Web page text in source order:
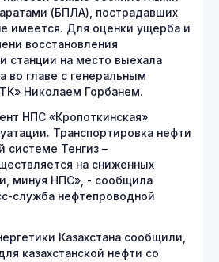
(БПЛА), пострадавших
имеется. Для оценки ущерба и
восстановления
станции на место выехала
во главе с генеральным
Николаем Горбанем.
НПС «Кропоткинская»
Транспортировка нефти
системе Тенгиз –
на сниженных
минуя НПС», - сообщила
служба нефтепроводной
Казахстана сообщили,
казахстанской нефти со